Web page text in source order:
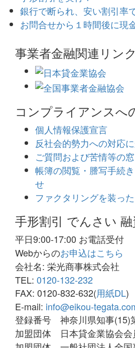
銀行で断られ、安い割引率
お問合せから１時間後に現
事業者金融関連リンク
コンプライアンスへ
個人情報保護宣言
反社会的勢力への対応
ご質問および苦情等の
帳簿の閲覧・謄写手続
せ
ファクタリングを装っ
手形割引 でんさい
平日9:00-17:00 お電話受付
Webからのお申込はこちら
会社名: 栄光商事株式会社
TEL: 0120-132-232
FAX: 0120-832-632(用紙DL)
E-mail: info@eikou-
登録番号 神奈川県知事(15)
加盟団体 日本貸金業協会会